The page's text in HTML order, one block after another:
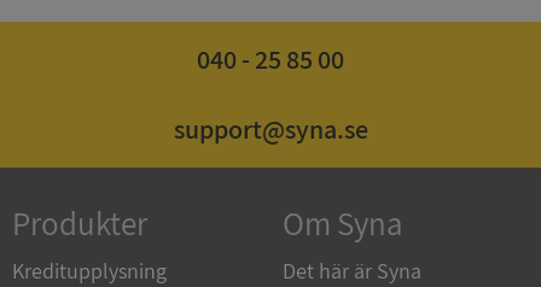
040 - 25 85 00
support@syna.se
Produkter
Kreditupplysning
Om Syna
Det här är Syna
ASP.NET_SessionId
Microsoft
Corporation
ARRAffinity
Microsoft
Corporation
.syna.se